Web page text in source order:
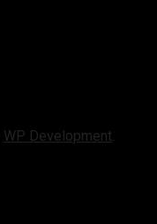
WP Development.